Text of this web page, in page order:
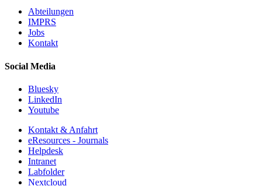
Abteilungen
IMPRS
Jobs
Kontakt
Social Media
Bluesky
LinkedIn
Youtube
Kontakt & Anfahrt
eResources - Journals
Helpdesk
Intranet
Labfolder
Nextcloud